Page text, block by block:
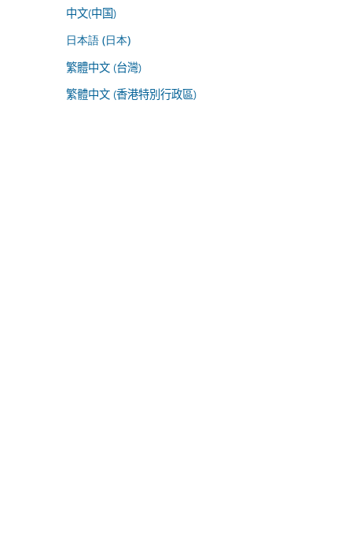
中文(中国)
日本語 (日本)
繁體中文 (台灣)
繁體中文 (香港特別行政區)